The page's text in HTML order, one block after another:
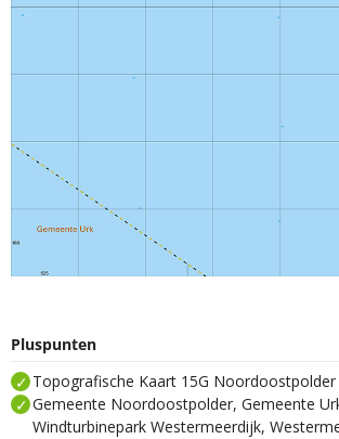
Pluspunten
Topografische Kaart 15G Noordoostpolder
Gemeente Noordoostpolder, Gemeente
Windturbinepark Westermeerdijk,